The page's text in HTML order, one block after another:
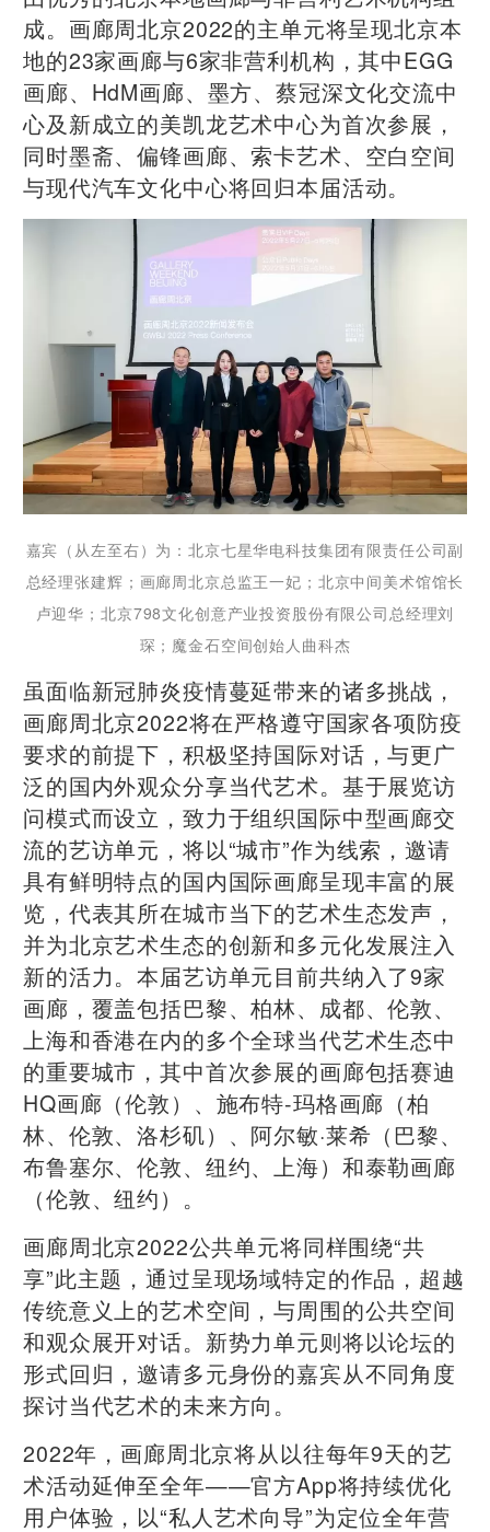
成。画廊周北京2022的主单元将呈现北京本
地的23家画廊与6家非营利机构，其中EGG
画廊、HdM画廊、墨方、蔡冠深文化交流中
心及新成立的美凯龙艺术中心为首次参展，
同时墨斋、偏锋画廊、索卡艺术、空白空间
与现代汽车文化中心将回归本届活动。
嘉宾（从左至右）为：北京七星华电科技集团有限责任公司副
总经理张建辉；画廊周北京总监王一妃；北京中间美术馆馆长
卢迎华；北京798文化创意产业投资股份有限公司总经理刘
琛；魔金石空间创始人曲科杰
虽面临新冠肺炎疫情蔓延带来的诸多挑战，
画廊周北京2022将在严格遵守国家各项防疫
要求的前提下，积极坚持国际对话，与更广
泛的国内外观众分享当代艺术。基于展览访
问模式而设立，致力于组织国际中型画廊交
流的艺访单元，将以“城市”作为线索，邀请
具有鲜明特点的国内国际画廊呈现丰富的展
览，代表其所在城市当下的艺术生态发声，
并为北京艺术生态的创新和多元化发展注入
新的活力。本届艺访单元目前共纳入了9家
画廊，覆盖包括巴黎、柏林、成都、伦敦、
上海和香港在内的多个全球当代艺术生态中
的重要城市，其中首次参展的画廊包括赛迪
HQ画廊（伦敦）、施布特-玛格画廊（柏
林、伦敦、洛杉矶）、阿尔敏·莱希（巴黎、
布鲁塞尔、伦敦、纽约、上海）和泰勒画廊
（伦敦、纽约）。
画廊周北京2022公共单元将同样围绕“共
享”此主题，通过呈现场域特定的作品，超越
传统意义上的艺术空间，与周围的公共空间
和观众展开对话。新势力单元则将以论坛的
形式回归，邀请多元身份的嘉宾从不同角度
探讨当代艺术的未来方向。
2022年，画廊周北京将从以往每年9天的艺
术活动延伸至全年——官方App将持续优化
用户体验，以“私人艺术向导”为定位全年营